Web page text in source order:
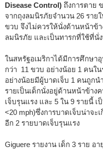
Disease Control) ถึงการตาย
จากถุงลมนิรภัยจำนวน 26 ราย
ขวบ จึงไม่ควรให้นั่งด้านหน้าข้
ลมนิรภัย และเป็นทารกที่ใช้ที่นั่
ในสหรัฐอเมริกาได้มีการศึกษา
กว่า 11 ขวบ อย่างน้อย 1 คนใ
อย่างน้อยมีผู้บาดเจ็บ 1 คนถูกน
รายเป็นเด็กนั่งอยู่ด้านหน้าข้าง
เจ็บรุนแรง และ 5 ใน 9 รายนี้
<20 mph)ซึ่งการบาดเจ็บน่าจะ
อีก 2 รายบาดเจ็บรุนแรง
Giguere รายงาน เด็ก 3 ราย อ